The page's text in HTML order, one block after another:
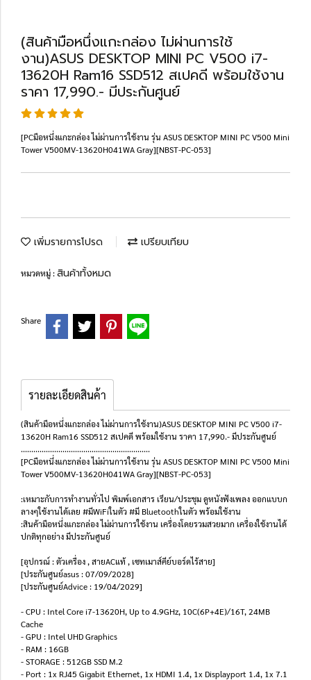
(สินค้ามือหนึ่งแกะกล่อง ไม่ผ่านการใช้
งาน)ASUS DESKTOP MINI PC V500 i7-
13620H Ram16 SSD512 สเปคดี พร้อมใช้งาน
ราคา 17,990.- มีประกันศูนย์
[PCมือหนึ่งแกะกล่อง ไม่ผ่านการใช้งาน รุ่น ASUS DESKTOP MINI PC V500 Mini
Tower V500MV-13620H041WA Gray][NBST-PC-053]
เพิ่มรายการโปรด เปรียบเทียบ
หมวดหมู่ :สินค้าทั้งหมด
Share
รายละเอียดสินค้า
(สินค้ามือหนึ่งแกะกล่อง ไม่ผ่านการใช้งาน)ASUS DESKTOP MINI PC V500 i7-
13620H Ram16 SSD512 สเปคดี พร้อมใช้งาน ราคา 17,990.- มีประกันศูนย์
..............................................................
[PCมือหนึ่งแกะกล่อง ไม่ผ่านการใช้งาน รุ่น ASUS DESKTOP MINI PC V500 Mini
Tower V500MV-13620H041WA Gray][NBST-PC-053]
:เหมาะกับการทำงานทั่วไป พิมพ์เอกสาร เรียน/ประชุม ดูหนังฟังเพลง ออกแบบก
ลางๆใช้งานได้เลย #มีWiFiในตัว #มี Bluetoothในตัว พร้อมใช้งาน
:สินค้ามือหนึ่งแกะกล่อง ไม่ผ่านการใช้งาน เครื่องโดยรวมสวยมาก เครื่องใช้งานได้
ปกติทุกอย่าง มีประกันศูนย์
[อุปกรณ์ : ตัวเครื่อง , สายACแท้ , เซทเมาส์คีย์บอร์ดไร้สาย]
[ประกันศูนย์asus : 07/09/2028]
[ประกันศูนย์Advice : 19/04/2029]
- CPU : Intel Core i7-13620H, Up to 4.9GHz, 10C(6P+4E)/16T, 24MB
Cache
- GPU : Intel UHD Graphics
- RAM : 16GB
- STORAGE : 512GB SSD M.2
- Port : 1x RJ45 Gigabit Ethernet, 1x HDMI 1.4, 1x Displayport 1.4, 1x 7.1